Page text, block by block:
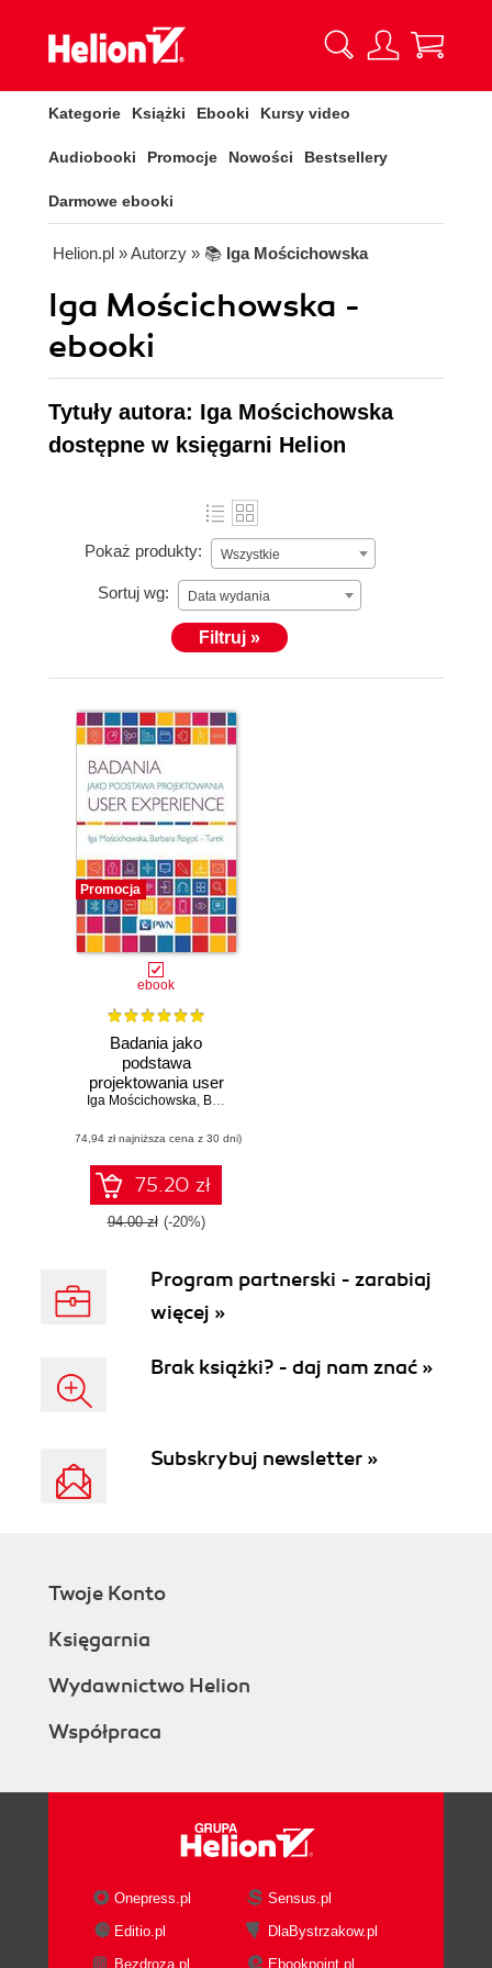
Kategorie Książki Ebooki Kursy video
Audiobooki Promocje Nowości Bestsellery
Darmowe ebooki
Helion.pl » Autorzy » 📚 Iga Mościchowska
Iga Mościchowska -
ebooki
Tytuły autora: Iga Mościchowska
dostępne w księgarni Helion
Pokaż produkty: Wszystkie
Sortuj wg: Data wydania
Filtruj »
Promocja
ebook
Badania jako
podstawa
projektowania user
experience
Iga Mościchowska, Barbara Rogoś-Turek
(74,94 zł najniższa cena z 30 dni)
75.20 zł
94.00 zł (-20%)
Program partnerski - zarabiaj
więcej »
Brak książki? - daj nam znać »
Subskrybuj newsletter »
Twoje Konto
Księgarnia
Wydawnictwo Helion
Współpraca
Onepress.pl
Sensus.pl
Editio.pl
DlaBystrzakow.pl
Bezdroza.pl
Ebookpoint.pl